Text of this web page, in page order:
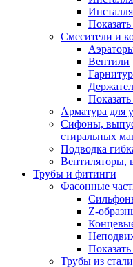
Показать
Смесители и
Вентили
Показать
Арматура для
Сифоны,
стиральных
Подводка
Вентиляторы,
Трубы и фитинги
Фасонные
Z-
Показать
Трубы из стали